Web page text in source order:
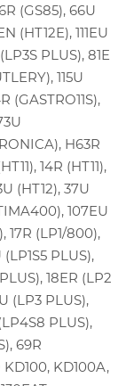
(GS85), 66U
(HT12E), 111EU
PLUS), 81E
115U
(GASTRO11S),
H63R
14R (HT11),
(HT12), 37U
107EU
17R (LP1/800),
(LP1S5 PLUS),
18ER (LP2
(LP3 PLUS),
PLUS),
69R
KD100A,